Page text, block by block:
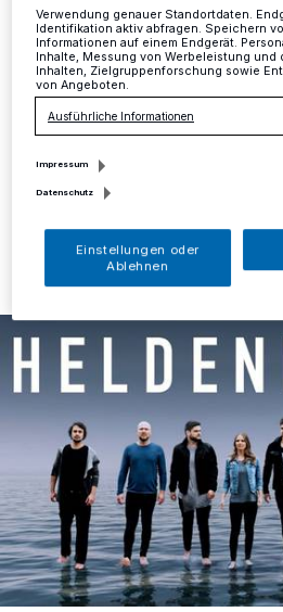
Mettmann·Am Sonntag, 28.
"Könige&Priester" in der
Konzert. Diese christliche Band
bekannt.
Verwendung genauer Standortdaten.
Identifikation aktiv abfragen. Speichern
Informationen auf einem Endgerät.
Inhalte, Messung von Werbeleistung und
Inhalten, Zielgruppenforschung sowie
von Angeboten.
Ausführliche Informationen
Impressum
Datenschutz
Einstellungen oder
Ablehnen